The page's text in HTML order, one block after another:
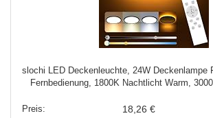
slochi LED Deckenleuchte, 24W Deckenlampe
Fernbedienung, 1800K Nachtlicht Warm,
18,26 €